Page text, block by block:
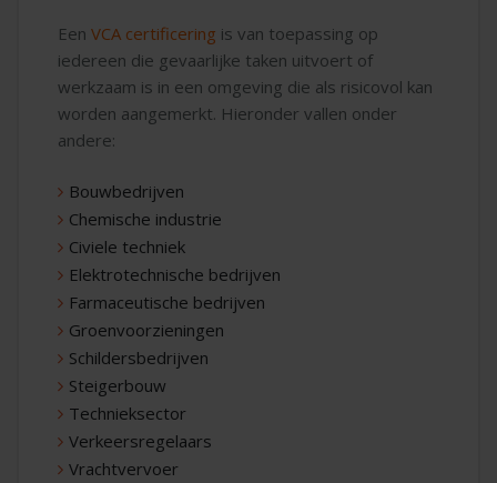
Een VCA certificering is van toepassing op
iedereen die gevaarlijke taken uitvoert of
werkzaam is in een omgeving die als risicovol kan
worden aangemerkt. Hieronder vallen onder
andere:
Bouwbedrijven
Chemische industrie
Civiele techniek
Elektrotechnische bedrijven
Farmaceutische bedrijven
Groenvoorzieningen
Schildersbedrijven
Steigerbouw
Technieksector
Verkeersregelaars
Vrachtvervoer